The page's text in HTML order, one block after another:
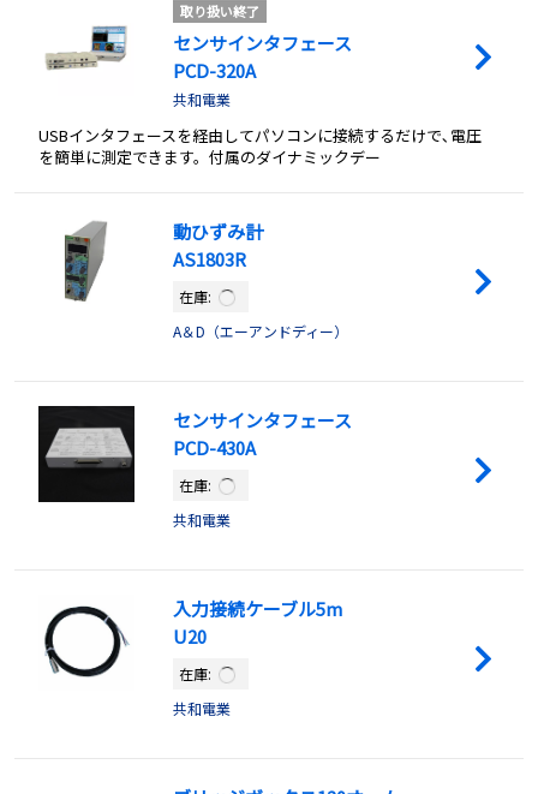
取り扱い終了
センサインタフェース
PCD-320A
共和電業
USBインタフェースを経由してパソコンに接続するだけで､電圧
を簡単に測定できます。付属のダイナミックデー
動ひずみ計
AS1803R
在庫:
A＆D（エーアンドディー）
センサインタフェース
PCD-430A
在庫:
共和電業
入力接続ケーブル5m
U20
在庫:
共和電業